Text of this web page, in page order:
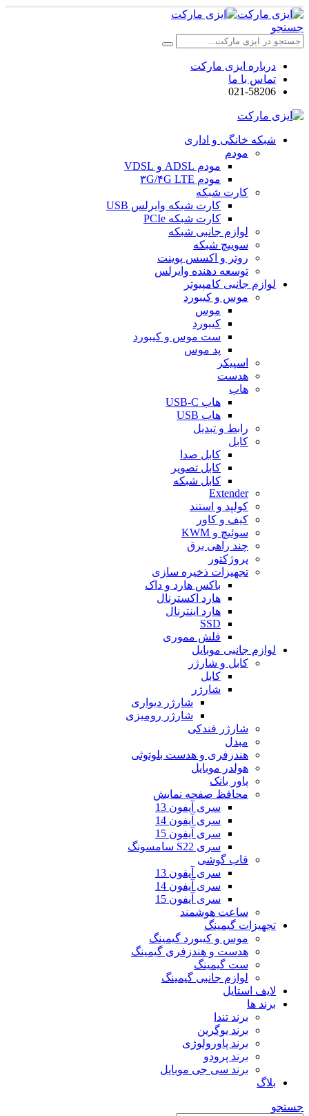
جستجو
درباره ایزی مارکت
تماس با ما
021-58206
شبکه خانگی و اداری
مودم
مودم ADSL و VDSL
مودم ۳G/۴G LTE
کارت شبکه
کارت شبکه وایرلس USB
کارت شبکه PCIe
لوازم جانبی شبکه
سوییچ شبکه
روتر و اکسس پوینت
توسعه دهنده وایرلس
لوازم جانبی کامپیوتر
موس و کیبورد
موس
کیبورد
ست موس و کیبورد
پد موس
اسپیکر
هدست
هاب
هاب USB-C
هاب USB
رابط و تبدیل
کابل
کابل صدا
کابل تصویر
کابل شبکه
Extender
کولپد و استند
کیف و کاور
سوئیچ و KWM
چند راهی برق
پروژکتور
تجهیزات ذخیره سازی
باکس هارد و داک
هارد اکسترنال
هارد اینترنال
SSD
فلش مموری
لوازم جانبی موبایل
کابل و شارژر
کابل
شارژر
شارژر دیواری
شارژر رومیزی
شارژر فندکی
مبدل
هندزفری و هدست بلوتوثی
هولدر موبایل
پاور بانک
محافظ صفحه نمایش
سری آیفون 13
سری آیفون 14
سری آیفون 15
سری S22 سامسونگ
قاب گوشی
سری آیفون 13
سری آیفون 14
سری آیفون 15
ساعت هوشمند
تجهیزات گیمینگ
موس و کیبورد گیمینگ
هدست و هندزفری گیمینگ
ست گیمینگ
لوازم جانبی گیمینگ
لایف استایل
برند ها
برند تندا
برند یوگرین
برند پاورولوژی
برند پرودو
برند سی جی موبایل
بلاگ
جستجو